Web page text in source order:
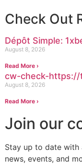
Check Out
Dépôt Simple:
August 8, 2026
Read More ›
cw-check-
August 8, 2026
Read More ›
Join our
Stay up to date with
news, events, and